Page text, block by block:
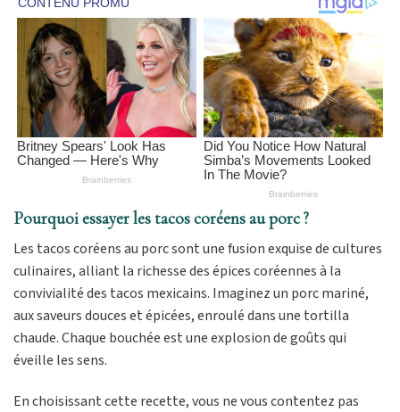
Pourquoi essayer les tacos coréens au porc ?
Les tacos coréens au porc sont une fusion exquise de cultures
culinaires, alliant la richesse des épices coréennes à la
convivialité des tacos mexicains. Imaginez un porc mariné,
aux saveurs douces et épicées, enroulé dans une tortilla
chaude. Chaque bouchée est une explosion de goûts qui
éveille les sens.
En choisissant cette recette, vous ne vous contentez pas